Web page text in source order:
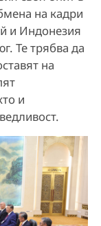
на кадри
и Индонезия
Те трябва да
на
и